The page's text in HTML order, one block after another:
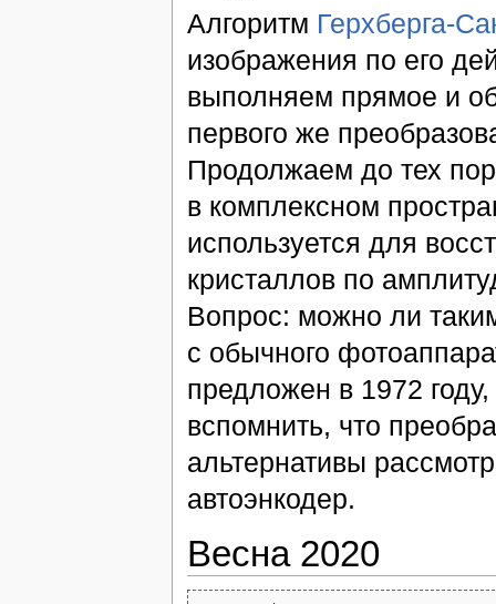
Алгоритм Герхберга-
изображения по его
выполняем прямое и
первого же
Продолжаем до тех
в комплексном
используется для
кристаллов по
Вопрос: можно ли
с обычного
предложен в 1972
вспомнить, что
альтернативы
автоэнкодер.
Весна 2020